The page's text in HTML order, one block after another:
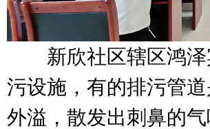
新欣社区辖区鸿泽
污设施，有的排污管
外溢，散发出刺鼻的